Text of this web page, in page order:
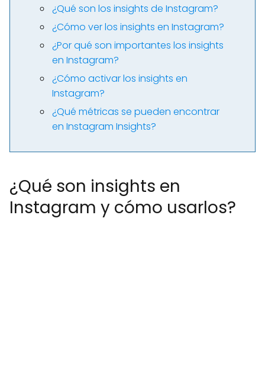
¿Qué son los insights de Instagram?
¿Cómo ver los insights en Instagram?
¿Por qué son importantes los insights
en Instagram?
¿Cómo activar los insights en
Instagram?
¿Qué métricas se pueden encontrar
en Instagram Insights?
¿Qué son insights en
Instagram y cómo usarlos?